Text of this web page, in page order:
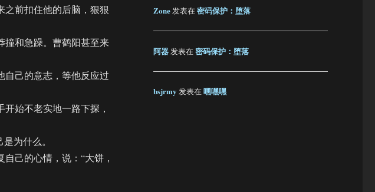
前扣住他的后脑，狠狠
和急躁。曹鹤阳甚至来
己的意志，等他反应过
始不老实地一路下探，
为什么。
己的心情，说：“大饼，
Zone发表在密码保护：堕落
阿器发表在密码保护：堕落
bsjrmy 发表在嘿嘿嘿